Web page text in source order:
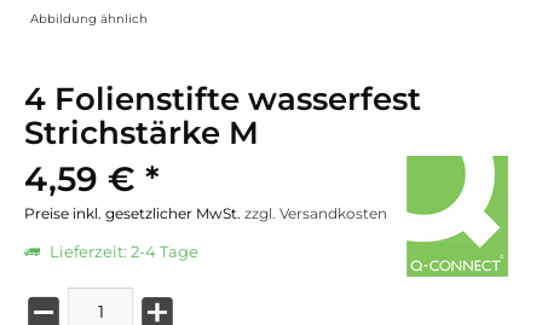
Abbildung ähnlich
4 Folienstifte wasserfest
Strichstärke M
4,59 € *
Preise inkl. gesetzlicher MwSt. zzgl. Versandkosten
Lieferzeit: 2-4 Tage